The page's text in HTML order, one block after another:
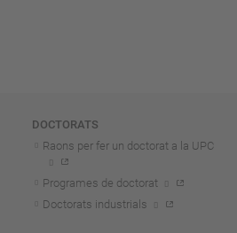
DOCTORATS
Raons per fer un doctorat a la UPC
Programes de doctorat
Doctorats industrials